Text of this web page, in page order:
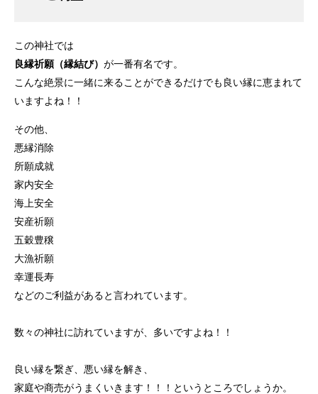
この神社では
良縁祈願（縁結び） が一番有名です。
こんな絶景に一緒に来ることができるだけでも良い縁に恵まれて
いますよね！！
その他、
悪縁消除
所願成就
家内安全
海上安全
安産祈願
五穀豊穣
大漁祈願
幸運長寿
などのご利益があると言われています。
数々の神社に訪れていますが、多いですよね！！
良い縁を繋ぎ、悪い縁を解き、
家庭や商売がうまくいきます！！！というところでしょうか。